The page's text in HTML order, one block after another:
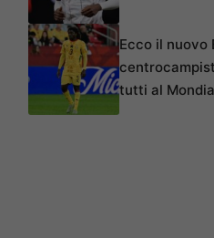
Ecco il nuovo
tutti al